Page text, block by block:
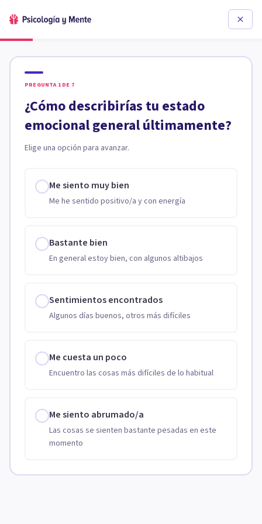
PREGUNTA 1 DE 7
¿Cómo describirías tu estado
emocional general últimamente?
Elige una opción para avanzar.
Me siento muy bien
Me he sentido positivo/a y con energía
Bastante bien
En general estoy bien, con algunos altibajos
Sentimientos encontrados
Algunos días buenos, otros más difíciles
Me cuesta un poco
Encuentro las cosas más difíciles de lo habitual
Me siento abrumado/a
Las cosas se sienten bastante pesadas en este
momento